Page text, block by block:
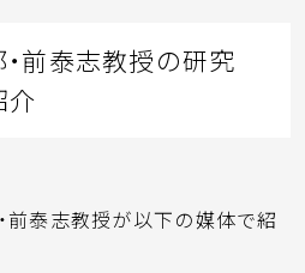
前泰志教授の研究
介
・前泰志教授が以下の媒体で紹